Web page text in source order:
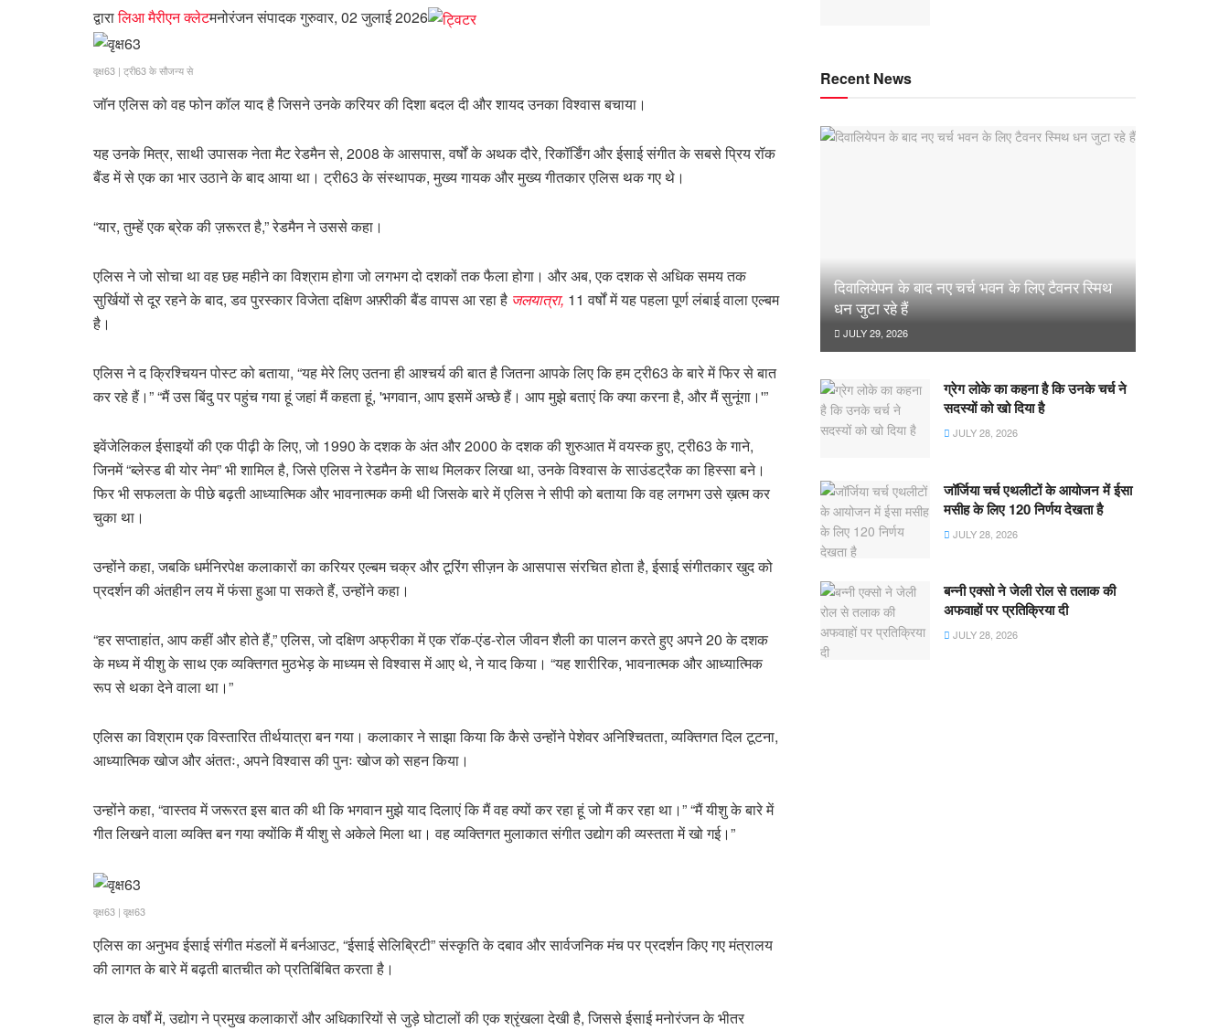
द्वारालिआ मैरीएन क्लेटमनोरंजन संपादकगुरुवार, 02 जुलाई 2026
वृक्ष63 | ट्री63 के सौजन्य से
जॉन एलिस को वह फोन कॉल याद है जिसने उनके करियर की दिशा बदल दी और शायद उनका विश्वास बचाया।
यह उनके मित्र, साथी उपासक नेता मैट रेडमैन से, 2008 के आसपास, वर्षों के अथक दौरे, रिकॉर्डिंग और ईसाई संगीत के सबसे प्रिय रॉक
बैंड में से एक का भार उठाने के बाद आया था। ट्री63 के संस्थापक, मुख्य गायक और मुख्य गीतकार एलिस थक गए थे।
“यार, तुम्हें एक ब्रेक की ज़रूरत है,” रेडमैन ने उससे कहा।
एलिस ने जो सोचा था वह छह महीने का विश्राम होगा जो लगभग दो दशकों तक फैला होगा। और अब, एक दशक से अधिक समय तक
सुर्खियों से दूर रहने के बाद, डव पुरस्कार विजेता दक्षिण अफ़्रीकी बैंड वापस आ रहा है जलयात्रा, 11 वर्षों में यह पहला पूर्ण लंबाई वाला एल्बम
है।
एलिस ने द क्रिश्चियन पोस्ट को बताया, “यह मेरे लिए उतना ही आश्चर्य की बात है जितना आपके लिए कि हम ट्री63 के बारे में फिर से बात
कर रहे हैं।” “मैं उस बिंदु पर पहुंच गया हूं जहां मैं कहता हूं, 'भगवान, आप इसमें अच्छे हैं। आप मुझे बताएं कि क्या करना है, और मैं सुनूंगा।'”
इवेंजेलिकल ईसाइयों की एक पीढ़ी के लिए, जो 1990 के दशक के अंत और 2000 के दशक की शुरुआत में वयस्क हुए, ट्री63 के गाने,
जिनमें “ब्लेस्ड बी योर नेम” भी शामिल है, जिसे एलिस ने रेडमैन के साथ मिलकर लिखा था, उनके विश्वास के साउंडट्रैक का हिस्सा बने।
फिर भी सफलता के पीछे बढ़ती आध्यात्मिक और भावनात्मक कमी थी जिसके बारे में एलिस ने सीपी को बताया कि वह लगभग उसे ख़त्म कर
चुका था।
उन्होंने कहा, जबकि धर्मनिरपेक्ष कलाकारों का करियर एल्बम चक्र और टूरिंग सीज़न के आसपास संरचित होता है, ईसाई संगीतकार खुद को
प्रदर्शन की अंतहीन लय में फंसा हुआ पा सकते हैं, उन्होंने कहा।
“हर सप्ताहांत, आप कहीं और होते हैं,” एलिस, जो दक्षिण अफ्रीका में एक रॉक-एंड-रोल जीवन शैली का पालन करते हुए अपने 20 के दशक
के मध्य में यीशु के साथ एक व्यक्तिगत मुठभेड़ के माध्यम से विश्वास में आए थे, ने याद किया। “यह शारीरिक, भावनात्मक और आध्यात्मिक
रूप से थका देने वाला था।”
एलिस का विश्राम एक विस्तारित तीर्थयात्रा बन गया। कलाकार ने साझा किया कि कैसे उन्होंने पेशेवर अनिश्चितता, व्यक्तिगत दिल टूटना,
आध्यात्मिक खोज और अंततः, अपने विश्वास की पुनः खोज को सहन किया।
उन्होंने कहा, “वास्तव में जरूरत इस बात की थी कि भगवान मुझे याद दिलाएं कि मैं वह क्यों कर रहा हूं जो मैं कर रहा था।” “मैं यीशु के बारे में
गीत लिखने वाला व्यक्ति बन गया क्योंकि मैं यीशु से अकेले मिला था। वह व्यक्तिगत मुलाकात संगीत उद्योग की व्यस्तता में खो गई।”
वृक्ष63 | वृक्ष63
एलिस का अनुभव ईसाई संगीत मंडलों में बर्नआउट, “ईसाई सेलिब्रिटी” संस्कृति के दबाव और सार्वजनिक मंच पर प्रदर्शन किए गए मंत्रालय
की लागत के बारे में बढ़ती बातचीत को प्रतिबिंबित करता है।
हाल के वर्षों में, उद्योग ने प्रमुख कलाकारों और अधिकारियों से जुड़े घोटालों की एक श्रृंखला देखी है, जिससे ईसाई मनोरंजन के भीतर
Recent News
दिवालियेपन के बाद नए चर्च भवन के लिए टैवनर स्मिथ
धन जुटा रहे हैं
JULY 29, 2026
ग्रेग लोके का कहना है कि उनके चर्च ने
सदस्यों को खो दिया है
JULY 28, 2026
जॉर्जिया चर्च एथलीटों के आयोजन में ईसा
मसीह के लिए 120 निर्णय देखता है
JULY 28, 2026
बन्नी एक्सो ने जेली रोल से तलाक की
अफवाहों पर प्रतिक्रिया दी
JULY 28, 2026